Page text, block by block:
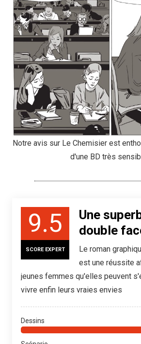
Notre avis sur Le Chemisier est
d'une BD très
9.5
SCORE EXPERT
Une
double
Le roman
est une réussite
jeunes femmes qu'elles peuvent
vivre enfin leurs vraies envies
Dessins